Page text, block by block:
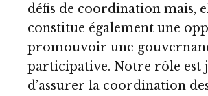
défis de coordination mais,
constitue également une
promouvoir une
participative. Notre rôle est
d’assurer la coordination